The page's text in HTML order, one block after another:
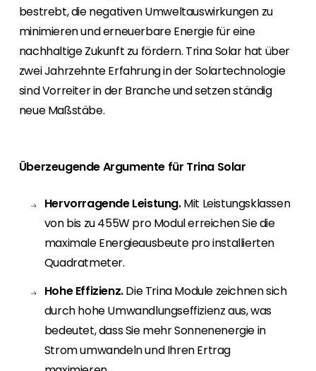
bestrebt, die negativen Umweltauswirkungen zu
minimieren und erneuerbare Energie für eine
nachhaltige Zukunft zu fördern. Trina Solar hat über
zwei Jahrzehnte Erfahrung in der Solartechnologie
sind Vorreiter in der Branche und setzen ständig
neue Maßstäbe.
Überzeugende Argumente für Trina Solar
Hervorragende Leistung.Mit Leistungsklassen
von bis zu 455W pro Modul erreichen Sie die
maximale Energieausbeute pro installierten
Quadratmeter.
Hohe Effizienz.Die Trina Module zeichnen sich
durch hohe Umwandlungseffizienz aus, was
bedeutet, dass Sie mehr Sonnenenergie in
Strom umwandeln und Ihren Ertrag